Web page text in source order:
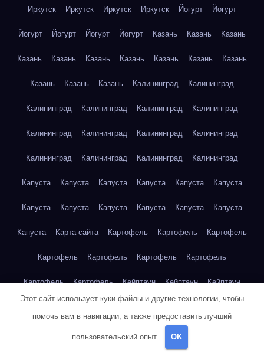
Иркутск Иркутск Иркутск Иркутск Йогурт Йогурт
Йогурт Йогурт Йогурт Йогурт Казань Казань Казань
Казань Казань Казань Казань Казань Казань Казань
Казань Казань Казань Калининград Калининград
Калининград Калининград Калининград Калининград
Калининград Калининград Калининград Калининград
Калининград Калининград Калининград Калининград
Капуста Капуста Капуста Капуста Капуста Капуста
Капуста Капуста Капуста Капуста Капуста Капуста
Капуста Карта сайта Картофель Картофель Картофель
Картофель Картофель Картофель Картофель
Картофель Картофель Кейптаун Кейптаун Кейптаун
Кейптаун Кейптаун
Этот сайт использует куки-файлы и другие технологии, чтобы
помочь вам в навигации, а также предоставить лучший
пользовательский опыт. OK